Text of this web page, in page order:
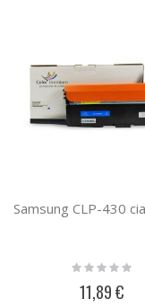
Rating:
11,89 €